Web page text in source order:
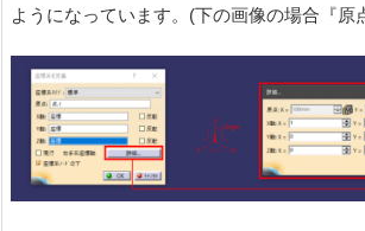
ようになっています。(下の画像の場合『原